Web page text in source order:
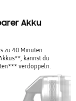
Akku
zu 40 Minuten
kannst du
verdoppeln.